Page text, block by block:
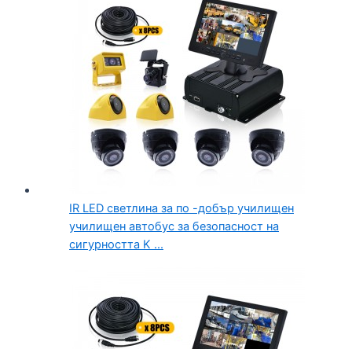
IR LED светлина за по -добър училищен
училищен автобус за безопасност на
сигурността K ...